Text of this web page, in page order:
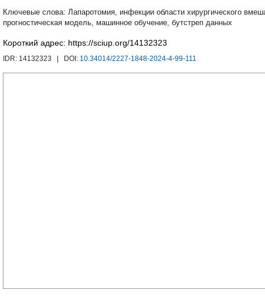
Лапаротомия, инфекции области хирургического
прогностическая модель, машинное обучение, бутстреп данных
Короткий адрес: https://sciup.org/14132323
IDR: 14132323 | DOI: 10.34014/2227-1848-2024-4-99-111